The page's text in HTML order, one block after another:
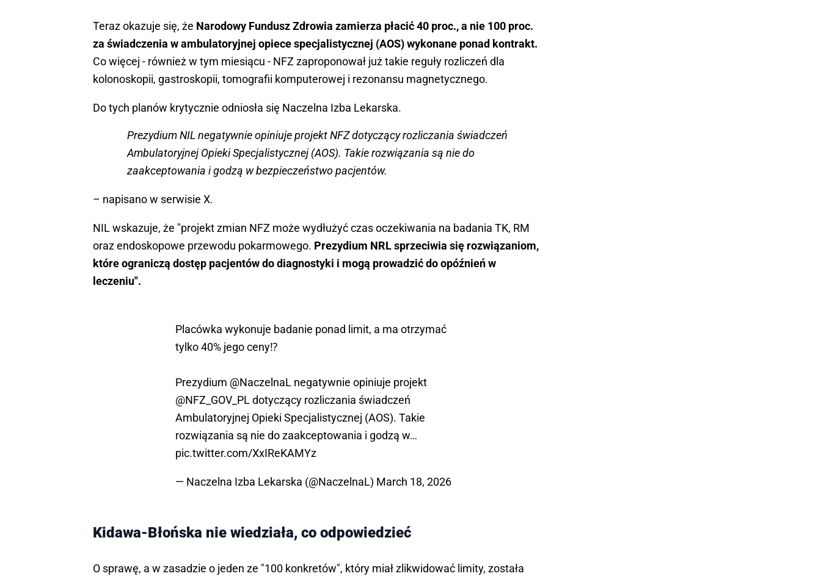
Teraz okazuje się, że Narodowy Fundusz Zdrowia zamierza płacić 40 proc., a nie 100 proc.
za świadczenia w ambulatoryjnej opiece specjalistycznej (AOS) wykonane ponad kontrakt.
Co więcej - również w tym miesiącu - NFZ zaproponował już takie reguły rozliczeń dla
kolonoskopii, gastroskopii, tomografii komputerowej i rezonansu magnetycznego.
Do tych planów krytycznie odniosła się Naczelna Izba Lekarska.
Prezydium NIL negatywnie opiniuje projekt NFZ dotyczący rozliczania świadczeń
Ambulatoryjnej Opieki Specjalistycznej (AOS). Takie rozwiązania są nie do
zaakceptowania i godzą w bezpieczeństwo pacjentów.
– napisano w serwisie X.
NIL wskazuje, że "projekt zmian NFZ może wydłużyć czas oczekiwania na badania TK, RM
oraz endoskopowe przewodu pokarmowego. Prezydium NRL sprzeciwia się rozwiązaniom,
które ograniczą dostęp pacjentów do diagnostyki i mogą prowadzić do opóźnień w
leczeniu".
Placówka wykonuje badanie ponad limit, a ma otrzymać
tylko 40% jego ceny⁉️
Prezydium @NaczelnaL negatywnie opiniuje projekt
@NFZ_GOV_PLdotyczący rozliczania świadczeń
Ambulatoryjnej Opieki Specjalistycznej (AOS). Takie
rozwiązania są nie do zaakceptowania i godzą w…
pic.twitter.com/XxIReKAMYz
— Naczelna Izba Lekarska (@NaczelnaL) March 18, 2026
Kidawa-Błońska nie wiedziała, co odpowiedzieć
O sprawę, a w zasadzie o jeden ze "100 konkretów", który miał zlikwidować limity, została